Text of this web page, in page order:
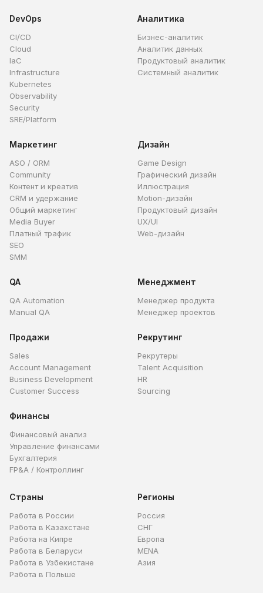
DevOps
CI/CD
Cloud
IaC
Infrastructure
Kubernetes
Observability
Security
SRE/Platform
Аналитика
Бизнес-аналитик
Аналитик данных
Продуктовый аналитик
Системный аналитик
Маркетинг
ASO / ORM
Community
Контент и креатив
CRM и удержание
Общий маркетинг
Media Buyer
Платный трафик
SEO
SMM
Дизайн
Game Design
Графический дизайн
Иллюстрация
Motion-дизайн
Продуктовый дизайн
UX/UI
Web-дизайн
QA
QA Automation
Manual QA
Менеджмент
Менеджер продукта
Менеджер проектов
Продажи
Sales
Account Management
Business Development
Customer Success
Рекрутинг
Рекрутеры
Talent Acquisition
HR
Sourcing
Финансы
Финансовый анализ
Управление финансами
Бухгалтерия
FP&A / Контроллинг
Страны
Работа в России
Работа в Казахстане
Работа на Кипре
Работа в Беларуси
Работа в Узбекистане
Работа в Польше
Регионы
Россия
СНГ
Европа
MENA
Азия